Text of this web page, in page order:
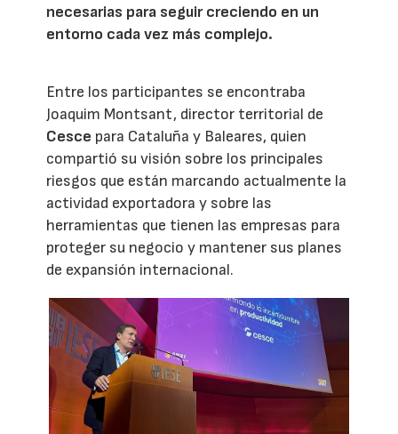
necesarias para seguir creciendo en un
entorno cada vez más complejo.
Entre los participantes se encontraba
Joaquim Montsant, director territorial de
Cesce para Cataluña y Baleares, quien
compartió su visión sobre los principales
riesgos que están marcando actualmente la
actividad exportadora y sobre las
herramientas que tienen las empresas para
proteger su negocio y mantener sus planes
de expansión internacional.